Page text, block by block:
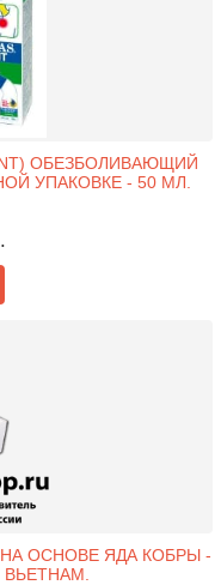
ОБЕЗБОЛИВАЮЩИЙ
УПАКОВКЕ - 50 МЛ.
НА ОСНОВЕ ЯДА КОБРЫ -